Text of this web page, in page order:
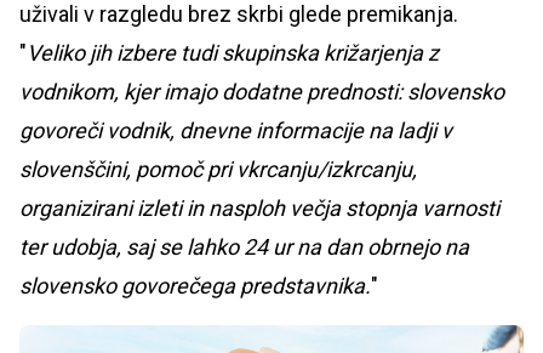
uživali v razgledu brez skrbi glede premikanja.
"Veliko jih izbere tudi skupinska križarjenja z
vodnikom, kjer imajo dodatne prednosti: slovensko
govoreči vodnik, dnevne informacije na ladji v
slovenščini, pomoč pri vkrcanju/izkrcanju,
organizirani izleti in nasploh večja stopnja varnosti
ter udobja, saj se lahko 24 ur na dan obrnejo na
slovensko govorečega predstavnika."